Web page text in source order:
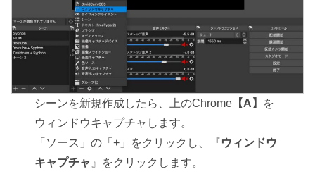
シーンを新規作成したら、上のChrome 【A】
を
ウィンドウキャプチャします。
「ソース」の「+」をクリックし、『ウィンドウ
キャプチャ 』をクリックします。